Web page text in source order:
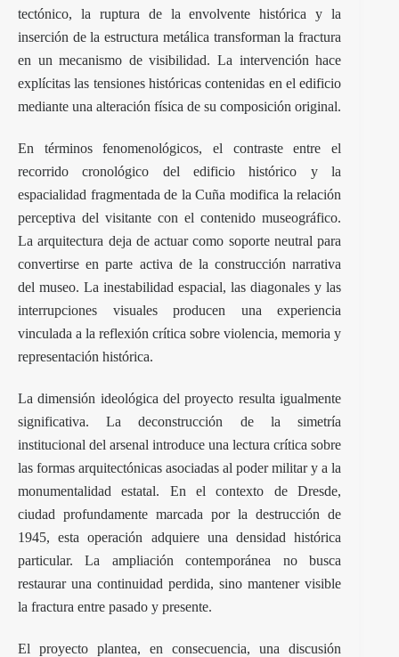
tectónico, la ruptura de la envolvente histórica y la
inserción de la estructura metálica transforman la fractura
en un mecanismo de visibilidad. La intervención hace
explícitas las tensiones históricas contenidas en el edificio
mediante una alteración física de su composición original.
En términos fenomenológicos, el contraste entre el
recorrido cronológico del edificio histórico y la
espacialidad fragmentada de la Cuña modifica la relación
perceptiva del visitante con el contenido museográfico.
La arquitectura deja de actuar como soporte neutral para
convertirse en parte activa de la construcción narrativa
del museo. La inestabilidad espacial, las diagonales y las
interrupciones visuales producen una experiencia
vinculada a la reflexión crítica sobre violencia, memoria y
representación histórica.
La dimensión ideológica del proyecto resulta igualmente
significativa. La deconstrucción de la simetría
institucional del arsenal introduce una lectura crítica sobre
las formas arquitectónicas asociadas al poder militar y a la
monumentalidad estatal. En el contexto de Dresde,
ciudad profundamente marcada por la destrucción de
1945, esta operación adquiere una densidad histórica
particular. La ampliación contemporánea no busca
restaurar una continuidad perdida, sino mantener visible
la fractura entre pasado y presente.
El proyecto plantea, en consecuencia, una discusión